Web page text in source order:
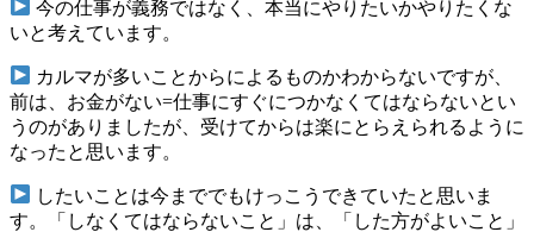
今の仕事が義務ではなく、本当にやりたいかやりたくな
いと考えています。
カルマが多いことからによるものかわからないですが、
前は、お金がない=仕事にすぐにつかなくてはならないとい
うのがありましたが、受けてからは楽にとらえられるように
なったと思います。
したいことは今まででもけっこうできていたと思いま
す。「しなくてはならないこと」は、「した方がよいこと」